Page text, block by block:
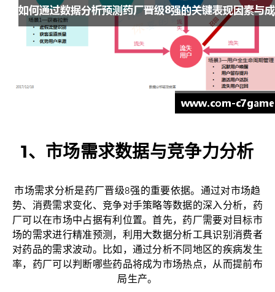
1、市场需求数据与竞争力分析
市场需求分析是药厂晋级8强的重要依据。通过对市场趋
势、消费需求变化、竞争对手策略等数据的深入分析，药
厂可以在市场中占据有利位置。首先，药厂需要对目标市
场的需求进行精准预测，利用大数据分析工具识别消费者
对药品的需求波动。比如，通过分析不同地区的疾病发生
率，药厂可以判断哪些药品将成为市场热点，从而提前布
局生产。